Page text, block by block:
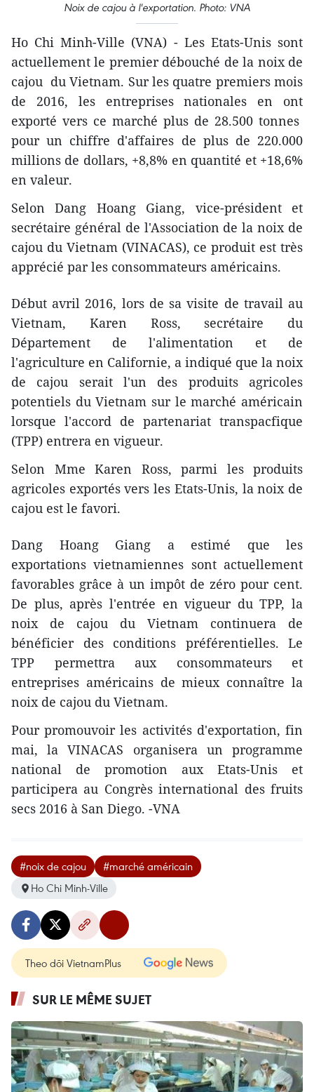
Noix de cajou à l'exportation. Photo: VNA
Ho Chi Minh-Ville (VNA) - ​Les Etats-Unis sont
actuellement le premier débouché de la noix de
cajou du Vietnam. Sur les quatre premiers mois
de 2016, les entreprises nationales en ont
exporté vers ce marché plus de 28.500 tonnes​
pour un chiffre d'affaires de plus de 220.000
millions de dollars, +8,8% en quantité et +18,6%
en valeur.
Selon Dang Hoang Giang, vice-président et
secrétaire général de l'Association de la noix de
cajou du Vietnam (VINACAS), ce produit est ​très
apprécié par les consommateurs américains.
Début avril 2016, lors de sa visite de travail au
Vietnam, Karen Ross, secrétaire du
Département de l'alimentation et de
l'agriculture en Californie, a indiqué que la noix
de cajou serait l'un des produits agricoles
potentiels du Vietnam sur le marché américain
lorsque l'accord de partenariat transpacfique
(TPP) entrera en vigueur.
Selon Mme Karen Ross, parmi les produits
agricoles exportés vers les Etats-Unis, l​a noix de
cajou est le favori.
Dang Hoang Giang a estimé que les
exportations vietnamiennes sont actuellement
favorables grâce à un impôt de zéro pour cent.
De plus, après l'entrée en vigueur du TPP, l​a
noix de cajou du Vietnam continuera de
bénéficier des conditions préférentielles. Le
TPP permettra aux consommateurs et
entreprises américains de mieux ​connaître l​a
noix de cajou du Vietnam.
Pour promouvoir les activités d'exportation, fin
mai, la VINACAS organisera un programme
national de promotion aux Etats-Unis et
participera au Congrès international des fruits
secs 2016 à San Diego. -VNA
#noix de cajou
#marché américain
Ho Chi Minh-Ville
Theo dõi VietnamPlus
SUR LE MÊME SUJET